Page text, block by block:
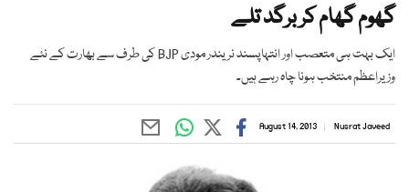
گھوم گھام کر برگد تلے
ایک بہت ہی متعصب اور انتہاپسند نریندر مودی BJP کی طرف سے بھارت کے نئے
وزیراعظم منتخب ہونا چاہ رہے ہیں۔
Nusrat Javeed
August 14, 2013